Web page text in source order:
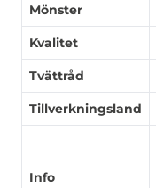
Mönster
Kvalitet
Tvättråd
Tillverkningsland
Info